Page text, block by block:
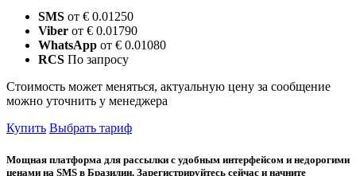
SMS от € 0.01250
Viber от € 0.01790
WhatsApp от € 0.01080
RCS По запросу
Стоимость может меняться, актуальную цену за сообщение
можно уточнить у менеджера
Купить Выбрать тариф
Мощная платформа для рассылки с удобным интерфейсом и недорогими
ценами на SMS в Бразилии. Зарегистрируйтесь сейчас и начните